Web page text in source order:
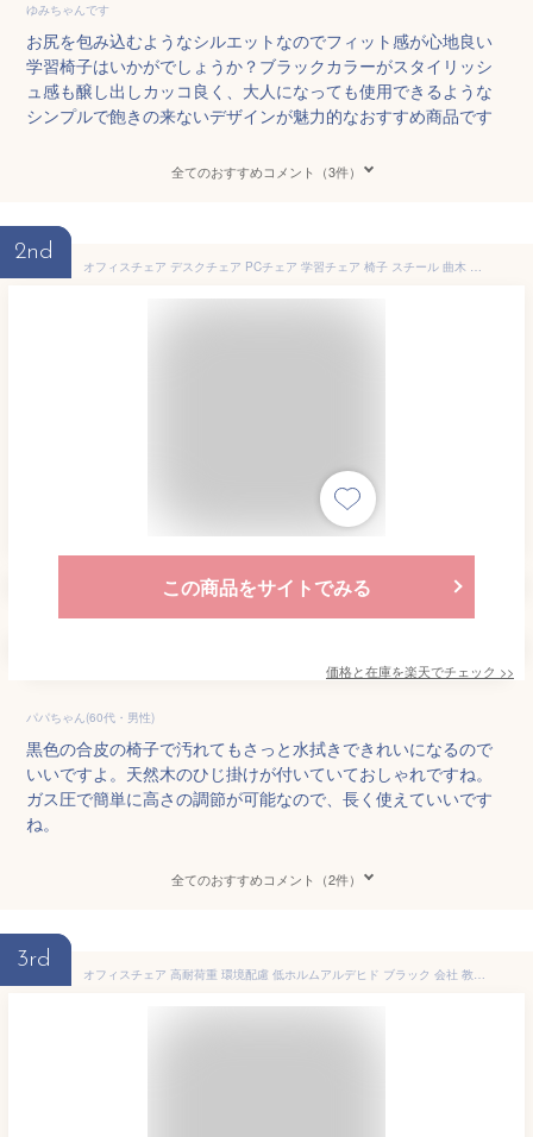
ゆみちゃんです
お尻を包み込むようなシルエットなのでフィット感が心地良い
学習椅子はいかがでしょうか？ブラックカラーがスタイリッシ
ュ感も醸し出しカッコ良く、大人になっても使用できるような
シンプルで飽きの来ないデザインが魅力的なおすすめ商品です
全てのおすすめコメント（3件）
2nd
オフィスチェア デスクチェア PCチェア 学習チェア 椅子 スチール 曲木 合皮 黒 ブラック ガス圧 高さ調節 キャスター付き 天然木 おしゃれ シック 高級感 組立品 1年保証 エイル オフィスチェア BR 201-00151
この商品をサイトでみる
価格と在庫を楽天でチェック >>
パパちゃん(60代・男性)
黒色の合皮の椅子で汚れてもさっと水拭きできれいになるので
いいですよ。天然木のひじ掛けが付いていておしゃれですね。
ガス圧で簡単に高さの調節が可能なので、長く使えていいです
ね。
全てのおすすめコメント（2件）
3rd
オフィスチェア 高耐荷重 環境配慮 低ホルムアルデヒド ブラック 会社 教室 事務椅子 学習椅子 学習チェア 事務用椅子 パソコンチェア